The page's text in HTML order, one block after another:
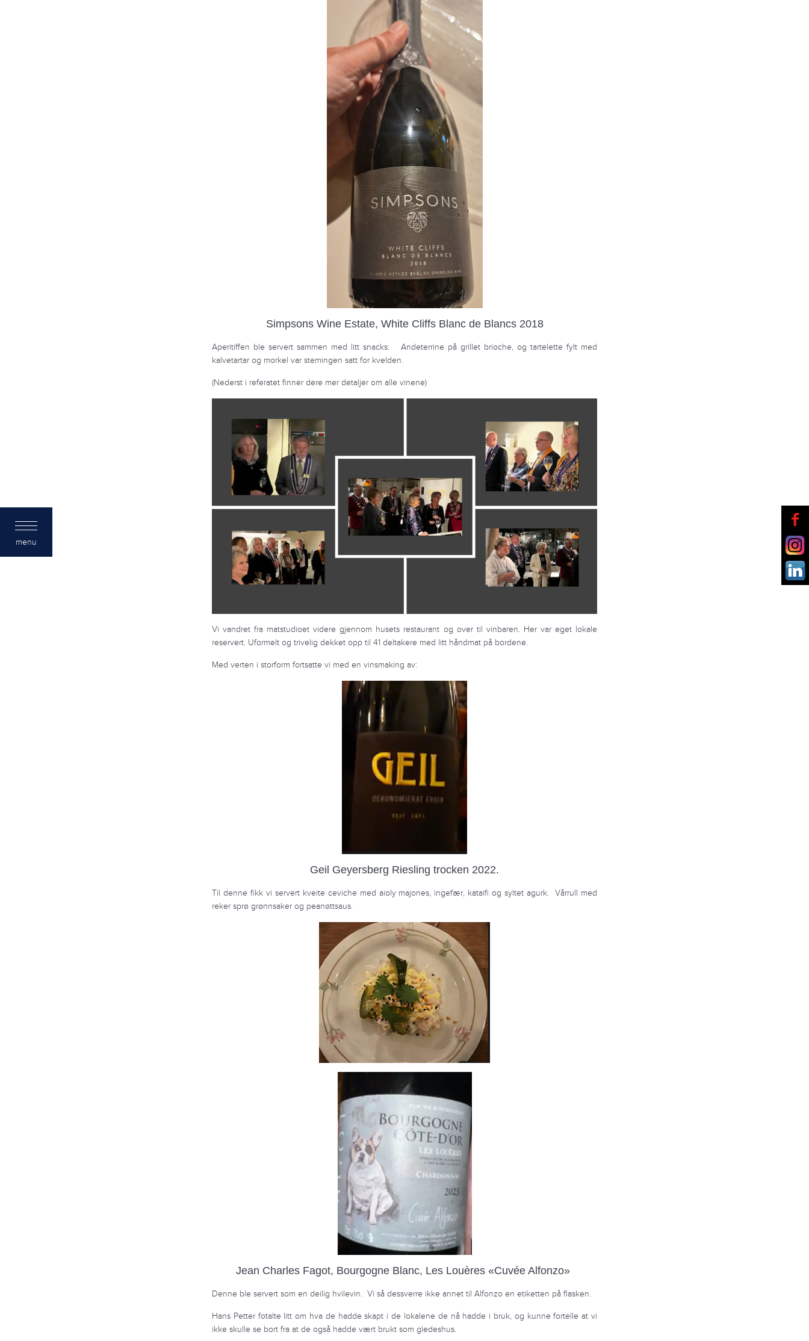
Simpsons Wine Estate, White Cliffs Blanc de Blancs 2018
Aperitiffen ble servert sammen med litt snacks: Andeterrine på grillet brioche, og tartelette fylt med
kalvetartar og morkel var stemingen satt for kvelden.
(Nederst i referatet finner dere mer detaljer om alle vinene)
Vi vandret fra matstudioet videre gjennom husets restaurant og over til vinbaren. Her var eget lokale
reservert. Uformelt og trivelig dekket opp til 41 deltakere med litt håndmat på bordene.
Med verten i storform fortsatte vi med en vinsmaking av:
Geil Geyersberg Riesling trocken 2022.
Til denne fikk vi servert kveite ceviche med aioly majones, ingefær, kataifi og syltet agurk. Vårrull med
reker sprø grønnsaker og peanøttsaus.
Jean Charles Fagot, Bourgogne Blanc, Les Louères «Cuvée Alfonzo»
Denne ble servert som en deilig hvilevin. Vi så dessverre ikke annet til Alfonzo en etiketten på flasken.
Hans Petter fotalte litt om hva de hadde skapt i de lokalene de nå hadde i bruk, og kunne fortelle at vi
ikke skulle se bort fra at de også hadde vært brukt som gledeshus.
menu